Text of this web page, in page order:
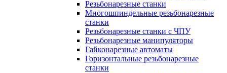
Резьбонарезные станки
Многошпиндельные резьбонарезные
станки
Резьбонарезные станки с ЧПУ
Резьбонарезные манипуляторы
Гайконарезные автоматы
Горизонтальные резьбонарезные
станки